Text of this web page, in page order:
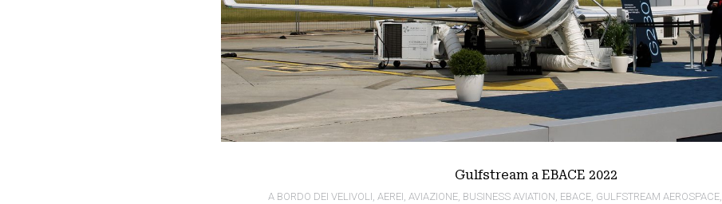
Gulfstream a EBACE 2022
A BORDO DEI VELIVOLI, AEREI, AVIAZIONE, BUSINESS AVIATION, EBACE, GULFSTREAM AEROSPACE,